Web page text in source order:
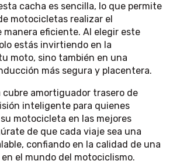
cacha es sencilla, lo que permite
motocicletas realizar el
eficiente. Al elegir este
estás invirtiendo en la
moto, sino también en una
más segura y placentera.
cubre amortiguador trasero de
inteligente para quienes
motocicleta en las mejores
de que cada viaje sea una
confiando en la calidad de una
el mundo del motociclismo.